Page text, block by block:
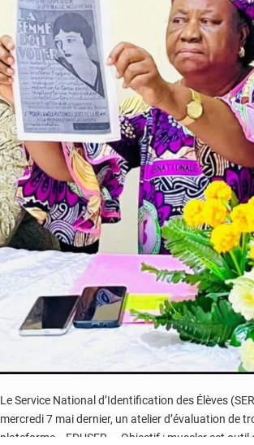
Le Service National d’Identification des Élèves
mercredi 7 mai dernier, un atelier d’évaluation de
plateforme « EDUSER ». Objectif : muscler cet